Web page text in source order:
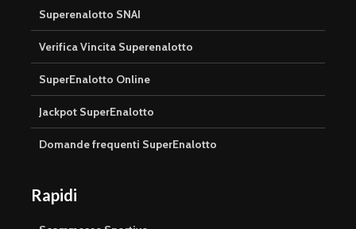
Superenalotto SNAI
Verifica Vincita Superenalotto
SuperEnalotto Online
Jackpot SuperEnalotto
Domande frequenti SuperEnalotto
Rapidi